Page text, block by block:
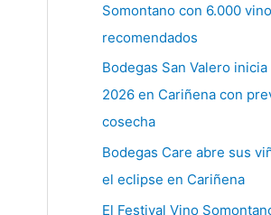
Somontano con 6.000
recomendados
Bodegas San Valero
2026 en Cariñena con
cosecha
Bodegas Care abre sus
el eclipse en Cariñena
El Festival Vino
r
í
a
s